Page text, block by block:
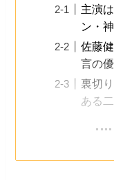
主演
ン・
佐藤
言の
裏切
ある